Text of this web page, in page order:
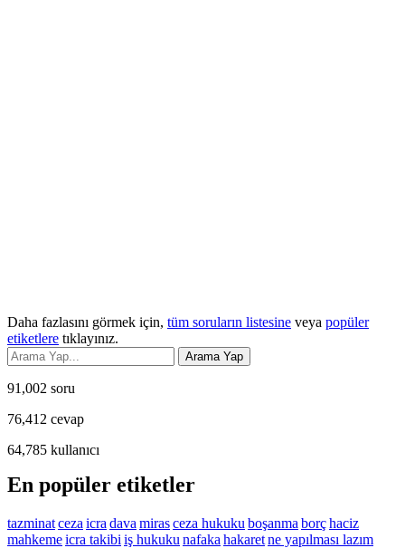
Daha fazlasını görmek için, tüm soruların listesine veya popüler
etiketlere tıklayınız.
91,002 soru
76,412 cevap
64,785 kullanıcı
En popüler etiketler
tazminatceza icra dava mirasceza hukuku boşanma borçhaciz
mahkemeicra takibi iş hukuku nafaka hakaretne yapılması lazım